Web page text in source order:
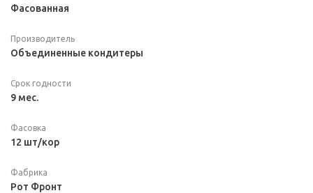
Фасованная
Производитель
Объединенные кондитеры
Срок годности
9 мес.
Фасовка
12 шт/кор
Фабрика
Рот Фронт